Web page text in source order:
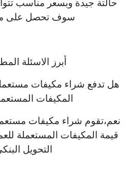
حالتة جيدة وبسعر مناسب
سوف تحصل على ما
أبرز الاسئلة
هل تدفع شراء مكيفات
المكيفات
نعم،تقوم شراء مكيفات
قيمة المكيفات المستعملة
التحويل